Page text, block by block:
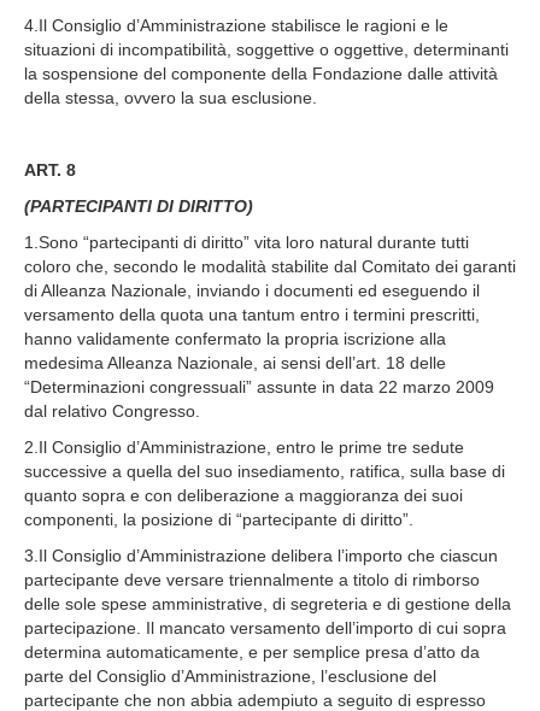
4.Il Consiglio d’Amministrazione stabilisce le ragioni e le
situazioni di incompatibilità, soggettive o oggettive, determinanti
la sospensione del componente della Fondazione dalle attività
della stessa, ovvero la sua esclusione.
ART. 8
(PARTECIPANTI DI DIRITTO)
1.Sono “partecipanti di diritto” vita loro natural durante tutti
coloro che, secondo le modalità stabilite dal Comitato dei garanti
di Alleanza Nazionale, inviando i documenti ed eseguendo il
versamento della quota una tantum entro i termini prescritti,
hanno validamente confermato la propria iscrizione alla
medesima Alleanza Nazionale, ai sensi dell’art. 18 delle
“Determinazioni congressuali” assunte in data 22 marzo 2009
dal relativo Congresso.
2.Il Consiglio d’Amministrazione, entro le prime tre sedute
successive a quella del suo insediamento, ratifica, sulla base di
quanto sopra e con deliberazione a maggioranza dei suoi
componenti, la posizione di “partecipante di diritto”.
3.Il Consiglio d’Amministrazione delibera l’importo che ciascun
partecipante deve versare triennalmente a titolo di rimborso
delle sole spese amministrative, di segreteria e di gestione della
partecipazione. Il mancato versamento dell’importo di cui sopra
determina automaticamente, e per semplice presa d’atto da
parte del Consiglio d’Amministrazione, l’esclusione del
partecipante che non abbia adempiuto a seguito di espresso